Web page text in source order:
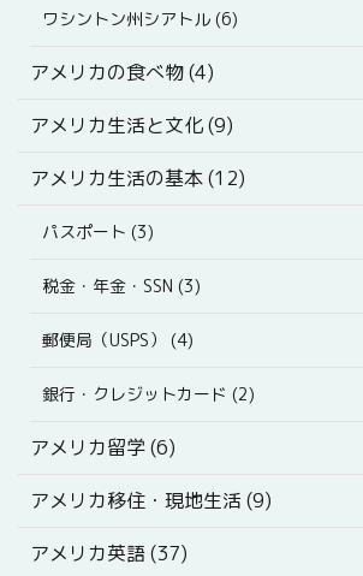
ワシントン州シアトル (6)
アメリカの食べ物 (4)
アメリカ生活と文化 (9)
アメリカ生活の基本 (12)
パスポート (3)
税金・年金・SSN (3)
郵便局（USPS） (4)
銀行・クレジットカード (2)
アメリカ留学 (6)
アメリカ移住・現地生活 (9)
アメリカ英語 (37)